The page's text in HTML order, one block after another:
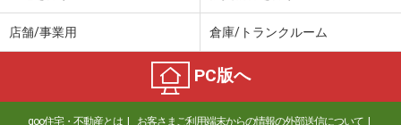
店舗/事業用 倉庫/トランクルーム
PC版へ
goo住宅・不動産とは お客さまご利用端末からの情報の外部送信について